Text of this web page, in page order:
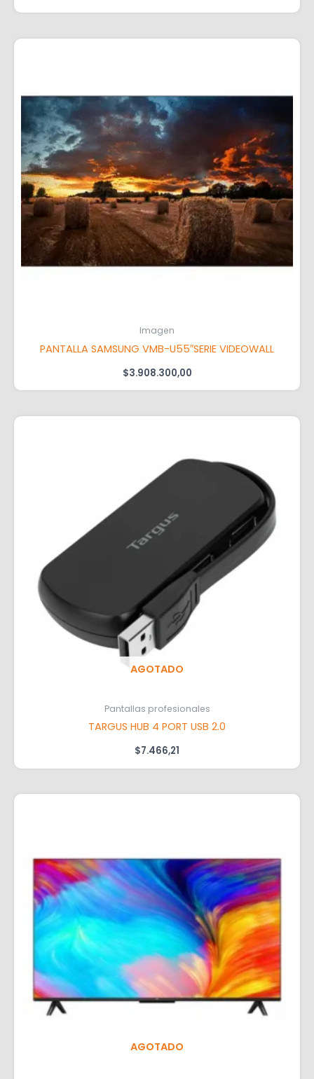
Imagen
PANTALLA SAMSUNG VMB-U55″SERIE VIDEOWALL
$3.908.300,00
AGOTADO
Pantallas profesionales
TARGUS HUB 4 PORT USB 2.0
$7.466,21
AGOTADO